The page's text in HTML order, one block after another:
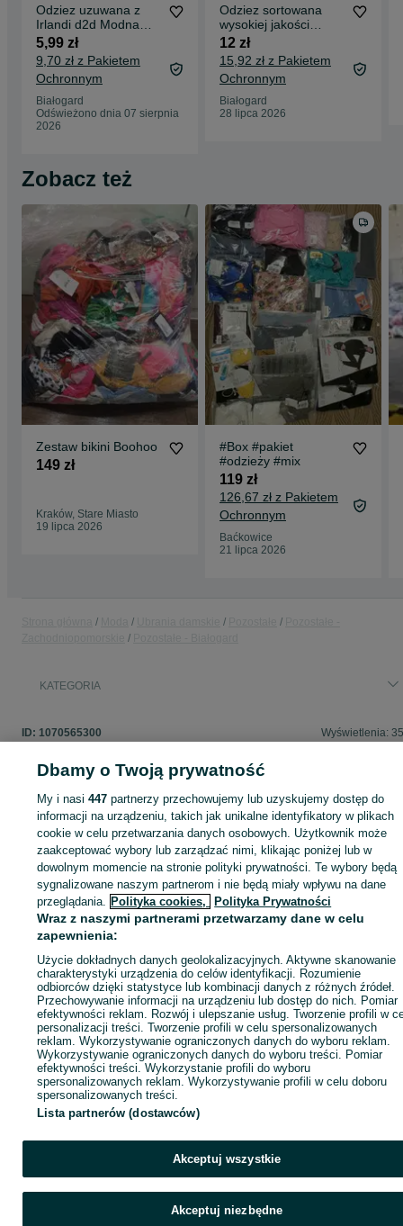
Odziez uzuwana z
Irlandi d2d Modna
odzież cenna 5,99 zl
kg
5,99 zł
9,70 zł z Pakietem
Ochronnym
Białogard
Odświeżono dnia 07 sierpnia
2026
Odziez sortowana
wysokiej jakości
12 zł
15,92 zł z Pakietem
Ochronnym
Białogard
28 lipca 2026
Zobacz też
Zestaw bikini Boohoo
149 zł
Kraków, Stare Miasto
19 lipca 2026
#Box #pakiet
#odzieży #mix
119 zł
126,67 zł z Pakietem
Ochronnym
Baćkowice
21 lipca 2026
KATEGORIA
ID: 1070565300 Wyświetlenia:
Zaloguj się lub załóż konto na OLX, aby skontaktować się z
sprzedającym
Zaloguj się / Załóż konto
Zadzwoń / SMS
Dbamy o Twoją prywatność
My i nasi447 partnerzy przechowujemy lub uzyskujemy dostęp do
informacji na urządzeniu, takich jak unikalne identyfikatory w plikach
cookie w celu przetwarzania danych osobowych. Użytkownik może
zaakceptować wybory lub zarządzać nimi, klikając poniżej lub w
dowolnym momencie na stronie polityki prywatności. Te wybory będą
sygnalizowane naszym partnerom i nie będą miały wpływu na dane
przeglądania. Polityka cookies, Polityka Prywatności
Wraz z naszymi partnerami przetwarzamy dane w celu
zapewnienia:
Użycie dokładnych danych geolokalizacyjnych. Aktywne skanowanie
charakterystyki urządzenia do celów identyfikacji. Rozumienie
odbiorców dzięki statystyce lub kombinacji danych z różnych źródeł.
Przechowywanie informacji na urządzeniu lub dostęp do nich. Pomiar
efektywności reklam. Rozwój i ulepszanie usług. Tworzenie profili w
personalizacji treści. Tworzenie profili w celu spersonalizowanych
reklam. Wykorzystywanie ograniczonych danych do wyboru reklam.
Wykorzystywanie ograniczonych danych do wyboru treści. Pomiar
efektywności treści. Wykorzystanie profili do wyboru
spersonalizowanych reklam. Wykorzystywanie profili w celu doboru
spersonalizowanych treści.
Lista partnerów (dostawców)
Akceptuj wszystkie
Akceptuj niezbędne